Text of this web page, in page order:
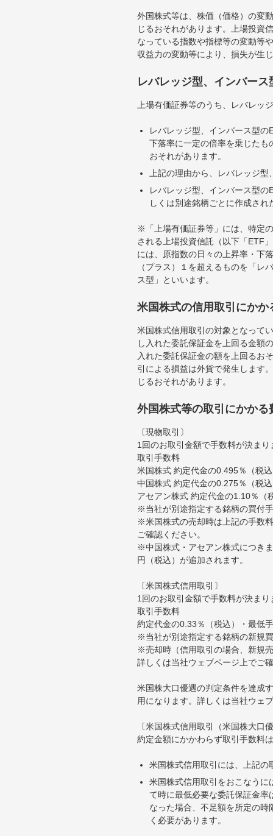
外国株式等は、株価（価格）の変
じるおそれがあります。上場投資
なっている指数や指標等の変動等
収益力の変動等により、損失が生
レバレッジ型、インバー
上場有価証券等のうち、レバレッ
レバレッジ型、インバース型
下落率に一定の倍率を乗じた
おそれがあります。
上記の理由から、レバレッジ
レバレッジ型、インバース型
しくは別途銘柄ごとに作成さ
※「上場有価証券等」には、特定
される上場投資信託（以下「ETF
には、原指数の日々の上昇率・下
（プラス）１を超えるものを「
ス型」といいます。
米国株式の信用取引にかか
米国株式信用取引の対象となって
し入れた委託保証金を上回る金額
入れた委託保証金の額を上回るお
引による損益は外貨で発生します
じるおそれがあります。
外国株式等の取引にかかる
〔現物取引〕
1回のお取引金額で手数料が決まり
取引手数料
米国株式 約定代金の0.495％（税
中国株式 約定代金の0.275％（税
アセアン株式 約定代金の1.10％（
※当社が別途指定する銘柄の買付
※米国株式の売却時は上記の手数
ご確認ください。
※中国株式・アセアン株式につき
円（税込）が追加されます。
〔米国株式信用取引〕
1回のお取引金額で手数料が決まり
取引手数料
約定代金の0.33％（税込）・最低
※当社が別途指定する銘柄の新規
※売却時（信用取引の場合、新規
詳しくは当社ウェブページ上でご
米国株大口優遇の判定条件を達成
用になります。詳しくは当社ウェ
〔米国株式信用取引（米国株大口
約定金額にかかわらず取引手数料
米国株式信用取引には、上記
米国株式信用取引をおこなう
て時に最低必要な委託保証金
なった場合、不足額を所定の
く必要があります。